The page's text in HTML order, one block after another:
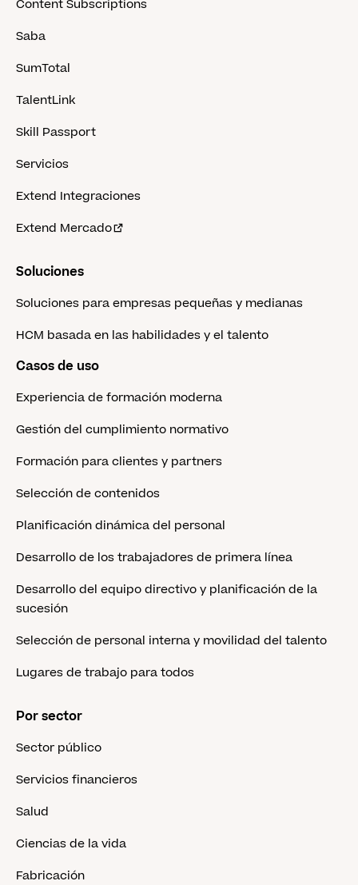
Content Subscriptions
Saba
SumTotal
TalentLink
Skill Passport
Servicios
Extend Integraciones
Extend Mercado
Soluciones
Soluciones para empresas pequeñas y medianas
HCM basada en las habilidades y el talento
Casos de uso
Experiencia de formación moderna
Gestión del cumplimiento normativo
Formación para clientes y partners
Selección de contenidos
Planificación dinámica del personal
Desarrollo de los trabajadores de primera línea
Desarrollo del equipo directivo y planificación de la
sucesión
Selección de personal interna y movilidad del talento
Lugares de trabajo para todos
Por sector
Sector público
Servicios financieros
Salud
Ciencias de la vida
Fabricación